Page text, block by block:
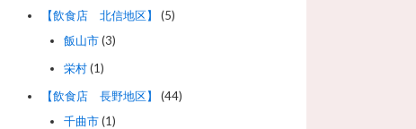
【飲食店 北信地区】
(5)
飯山市(3)
栄村(1)
【飲食店 長野地区】
(44)
千曲市(1)